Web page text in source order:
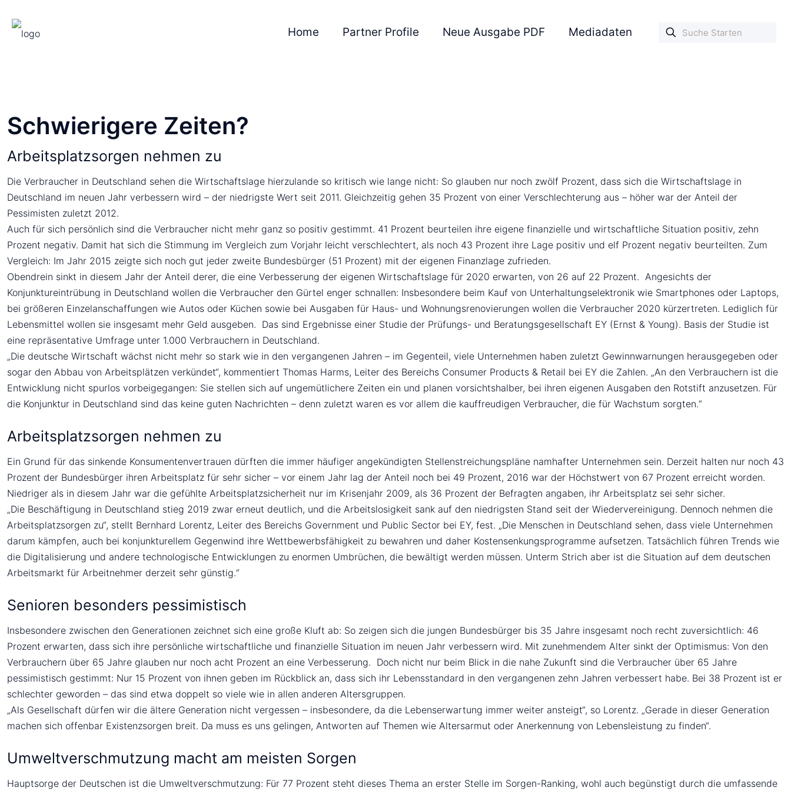
Home Partner Profile Neue Ausgabe PDF Mediadaten
Schwierigere Zeiten?
Arbeitsplatzsorgen nehmen zu
Die Verbraucher in Deutschland sehen die Wirtschaftslage hierzulande so kritisch wie lange nicht: So glauben nur noch zwölf Prozent, dass sich die Wirtschaftslage in
Deutschland im neuen Jahr verbessern wird – der niedrigste Wert seit 2011. Gleichzeitig gehen 35 Prozent von einer Verschlechterung aus – höher war der Anteil der
Pessimisten zuletzt 2012.
Auch für sich persönlich sind die Verbraucher nicht mehr ganz so positiv gestimmt. 41 Prozent beurteilen ihre eigene finanzielle und wirtschaftliche Situation positiv, zehn
Prozent negativ. Damit hat sich die Stimmung im Vergleich zum Vorjahr leicht verschlechtert, als noch 43 Prozent ihre Lage positiv und elf Prozent negativ beurteilten. Zum
Vergleich: Im Jahr 2015 zeigte sich noch gut jeder zweite Bundesbürger (51 Prozent) mit der eigenen Finanzlage zufrieden.
Obendrein sinkt in diesem Jahr der Anteil derer, die eine Verbesserung der eigenen Wirtschaftslage für 2020 erwarten, von 26 auf 22 Prozent. Angesichts der
Konjunktureintrübung in Deutschland wollen die Verbraucher den Gürtel enger schnallen: Insbesondere beim Kauf von Unterhaltungselektronik wie Smartphones oder Laptops,
bei größeren Einzelanschaffungen wie Autos oder Küchen sowie bei Ausgaben für Haus- und Wohnungsrenovierungen wollen die Verbraucher 2020 kürzertreten. Lediglich für
Lebensmittel wollen sie insgesamt mehr Geld ausgeben. Das sind Ergebnisse einer Studie der Prüfungs- und Beratungsgesellschaft EY (Ernst & Young). Basis der Studie ist
eine repräsentative Umfrage unter 1.000 Verbrauchern in Deutschland.
„Die deutsche Wirtschaft wächst nicht mehr so stark wie in den vergangenen Jahren – im Gegenteil, viele Unternehmen haben zuletzt Gewinnwarnungen herausgegeben oder
sogar den Abbau von Arbeitsplätzen verkündet“, kommentiert Thomas Harms, Leiter des Bereichs Consumer Products & Retail bei EY die Zahlen. „An den Verbrauchern ist die
Entwicklung nicht spurlos vorbeigegangen: Sie stellen sich auf ungemütlichere Zeiten ein und planen vorsichtshalber, bei ihren eigenen Ausgaben den Rotstift anzusetzen. Für
die Konjunktur in Deutschland sind das keine guten Nachrichten – denn zuletzt waren es vor allem die kauffreudigen Verbraucher, die für Wachstum sorgten.“
Arbeitsplatzsorgen nehmen zu
Ein Grund für das sinkende Konsumentenvertrauen dürften die immer häufiger angekündigten Stellenstreichungspläne namhafter Unternehmen sein. Derzeit halten nur noch 43
Prozent der Bundesbürger ihren Arbeitsplatz für sehr sicher – vor einem Jahr lag der Anteil noch bei 49 Prozent, 2016 war der Höchstwert von 67 Prozent erreicht worden.
Niedriger als in diesem Jahr war die gefühlte Arbeitsplatzsicherheit nur im Krisenjahr 2009, als 36 Prozent der Befragten angaben, ihr Arbeitsplatz sei sehr sicher.
„Die Beschäftigung in Deutschland stieg 2019 zwar erneut deutlich, und die Arbeitslosigkeit sank auf den niedrigsten Stand seit der Wiedervereinigung. Dennoch nehmen die
Arbeitsplatzsorgen zu“, stellt Bernhard Lorentz, Leiter des Bereichs Government und Public Sector bei EY, fest. „Die Menschen in Deutschland sehen, dass viele Unternehmen
darum kämpfen, auch bei konjunkturellem Gegenwind ihre Wettbewerbsfähigkeit zu bewahren und daher Kostensenkungsprogramme aufsetzen. Tatsächlich führen Trends wie
die Digitalisierung und andere technologische Entwicklungen zu enormen Umbrüchen, die bewältigt werden müssen. Unterm Strich aber ist die Situation auf dem deutschen
Arbeitsmarkt für Arbeitnehmer derzeit sehr günstig.“
Senioren besonders pessimistisch
Insbesondere zwischen den Generationen zeichnet sich eine große Kluft ab: So zeigen sich die jungen Bundesbürger bis 35 Jahre insgesamt noch recht zuversichtlich: 46
Prozent erwarten, dass sich ihre persönliche wirtschaftliche und finanzielle Situation im neuen Jahr verbessern wird. Mit zunehmendem Alter sinkt der Optimismus: Von den
Verbrauchern über 65 Jahre glauben nur noch acht Prozent an eine Verbesserung. Doch nicht nur beim Blick in die nahe Zukunft sind die Verbraucher über 65 Jahre
pessimistisch gestimmt: Nur 15 Prozent von ihnen geben im Rückblick an, dass sich ihr Lebensstandard in den vergangenen zehn Jahren verbessert habe. Bei 38 Prozent ist er
schlechter geworden – das sind etwa doppelt so viele wie in allen anderen Altersgruppen.
„Als Gesellschaft dürfen wir die ältere Generation nicht vergessen – insbesondere, da die Lebenserwartung immer weiter ansteigt“, so Lorentz. „Gerade in dieser Generation
machen sich offenbar Existenzsorgen breit. Da muss es uns gelingen, Antworten auf Themen wie Altersarmut oder Anerkennung von Lebensleistung zu finden“.
Umweltverschmutzung macht am meisten Sorgen
Hauptsorge der Deutschen ist die Umweltverschmutzung: Für 77 Prozent steht dieses Thema an erster Stelle im Sorgen-Ranking, wohl auch begünstigt durch die umfassende